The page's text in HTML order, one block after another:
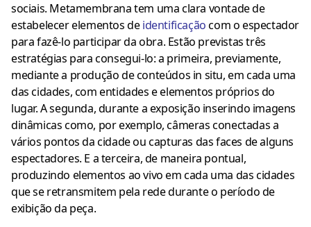
sociais. Metamembrana tem uma clara vontade de
estabelecer elementos deidentificaçãocom o espectador
para fazê-lo participar da obra. Estão previstas três
estratégias para consegui-lo: a primeira, previamente,
mediante a produção de conteúdos in situ, em cada uma
das cidades, com entidades e elementos próprios do
lugar. A segunda, durante a exposição inserindo imagens
dinâmicas como, por exemplo, câmeras conectadas a
vários pontos da cidade ou capturas das faces de alguns
espectadores. E a terceira, de maneira pontual,
produzindo elementos ao vivo em cada uma das cidades
que se retransmitem pela rede durante o período de
exibição da peça.